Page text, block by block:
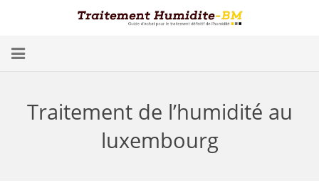
Conséquences
Traitement de l’humidité au
luxembourg